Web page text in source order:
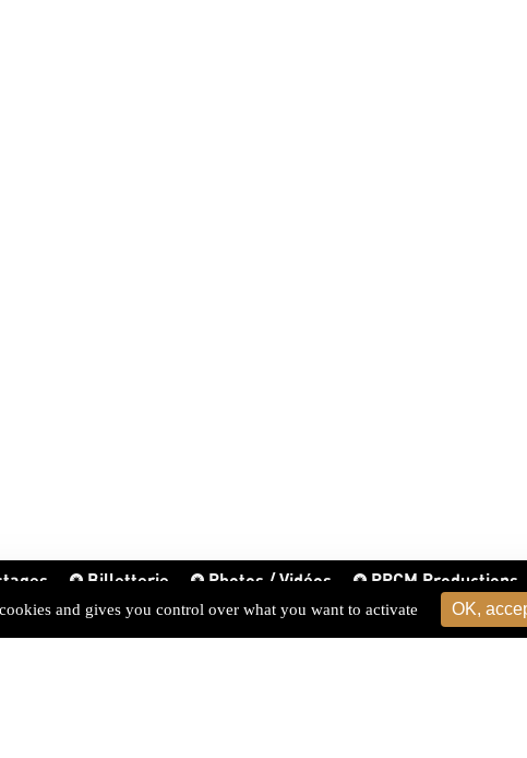
Billetterie Photos / Vidéos PPCM Productions
and gives you control over what you want to activate OK,